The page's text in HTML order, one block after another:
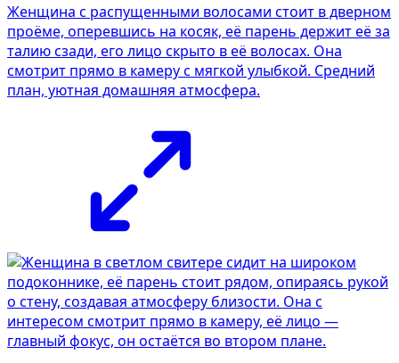
Женщина с распущенными волосами стоит в дверном
проёме, оперевшись на косяк, её парень держит её за
талию сзади, его лицо скрыто в её волосах. Она
смотрит прямо в камеру с мягкой улыбкой. Средний
план, уютная домашняя атмосфера.